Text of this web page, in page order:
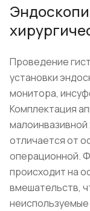
Проведение
установки
монитора,
Комплектация
отличается от
операционной.
происходит на
вмешательств,